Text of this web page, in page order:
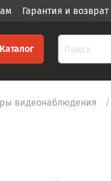
Гарантия и возврат
Каталог
видеонаблюдения